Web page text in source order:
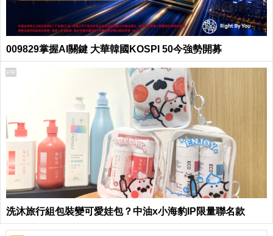
009829掌握AI關鍵 大華韓國KOSPI 50今強勢開募
洗沐旅行組包裝變可愛娃包？中油x小海豹IP限量聯名款
PR